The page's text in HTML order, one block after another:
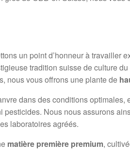
un point d’honneur à travailler
tradition suisse de culture
nous vous offrons une plante de
dans des conditions
pesticides. Nous nous assurons
laboratoires agréés.
matière première premium,